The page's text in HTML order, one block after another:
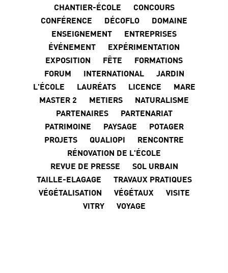
CHANTIER-ÉCOLE
CONCOURS
CONFÉRENCE
DÉCOFLO
DOMAINE
ENSEIGNEMENT
ENTREPRISES
ÉVÉNEMENT
EXPÉRIMENTATION
EXPOSITION
FÊTE
FORMATIONS
FORUM
INTERNATIONAL
JARDIN
L'ÉCOLE
LAURÉATS LICENCE
MARE
MASTER 2
METIERS
NATURALISME
PARTENAIRES
PARTENARIAT
PATRIMOINE
PAYSAGE
POTAGER
PROJETS
QUALIOPI
RENCONTRE
RÉNOVATION DE L'ÉCOLE
REVUE DE PRESSE
SOL URBAIN
TAILLE-ELAGAGE
TRAVAUX PRATIQUES
VÉGÉTALISATION
VÉGÉTAUX
VISITE
VITRY
VOYAGE